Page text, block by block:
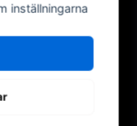
KONTO
konto
inställningarna